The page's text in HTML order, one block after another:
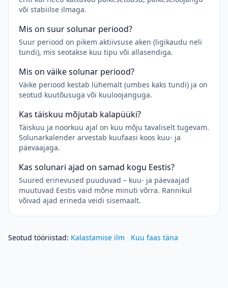
või stabiilse ilmaga.
Mis on suur solunar periood?
Suur periood on pikem aktiivsuse aken (ligikaudu neli
tundi), mis seotakse kuu tipu või allasendiga.
Mis on väike solunar periood?
Väike periood kestab lühemalt (umbes kaks tundi) ja on
seotud kuutõusuga või kuuloojanguga.
Kas täiskuu mõjutab kalapüüki?
Täiskuu ja noorkuu ajal on kuu mõju tavaliselt tugevam.
Solunarkalender arvestab kuufaasi koos kuu- ja
päevaajaga.
Kas solunari ajad on samad kogu Eestis?
Suured erinevused puuduvad – kuu- ja päevaajad
muutuvad Eestis vaid mõne minuti võrra. Rannikul
võivad ajad erineda veidi sisemaalt.
Seotud tööriistad: Kalastamise ilm · Kuu faas täna